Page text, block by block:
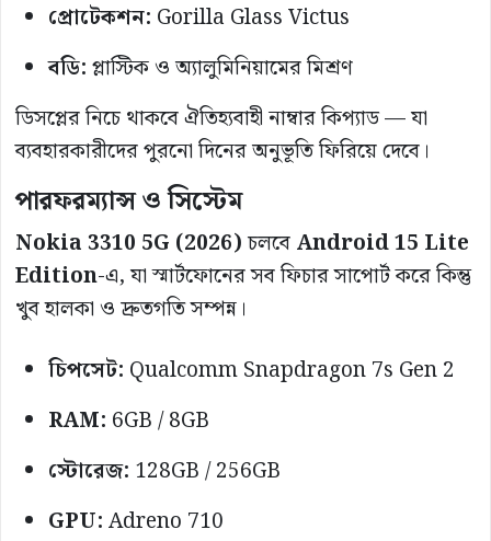
প্রোটেকশন: Gorilla Glass Victus
বডি:প্লাস্টিক ও অ্যালুমিনিয়ামের মিশ্রণ
ডিসপ্লের নিচে থাকবে ঐতিহ্যবাহী নাম্বার কিপ্যাড — যা
ব্যবহারকারীদের পুরনো দিনের অনুভূতি ফিরিয়ে দেবে।
পারফরম্যান্স ও সিস্টেম
Nokia 3310 5G (2026)চলবেAndroid 15 Lite
Edition-এ, যা স্মার্টফোনের সব ফিচার সাপোর্ট করে কিন্তু
খুব হালকা ও দ্রুতগতি সম্পন্ন।
চিপসেট: Qualcomm Snapdragon 7s Gen 2
RAM: 6GB / 8GB
স্টোরেজ: 128GB / 256GB
GPU:Adreno 710